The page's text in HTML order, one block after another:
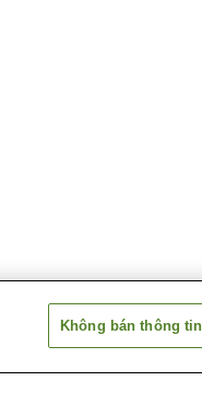
Không bán thông